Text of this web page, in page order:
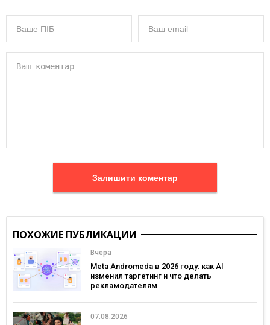
Залишити коментар
ПОХОЖИЕ ПУБЛИКАЦИИ
Вчера
Meta Andromeda в 2026 году: как AI
изменил таргетинг и что делать
рекламодателям
07.08.2026